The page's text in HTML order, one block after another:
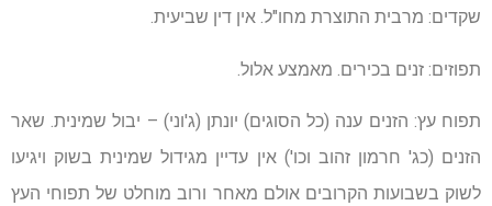
שקדים: מרבית התוצרת מחו"ל. אין דין שביעית.
תפוזים: זנים בכירים. מאמצע אלול.
תפוח עץ: הזנים ענה (כל הסוגים) יונתן (ג'וני) – יבול שמינית. שאר
הזנים (כג' חרמון זהוב וכו') אין עדיין מגידול שמינית בשוק ויגיעו
לשוק בשבועות הקרובים אולם מאחר ורוב מוחלט של תפוחי העץ